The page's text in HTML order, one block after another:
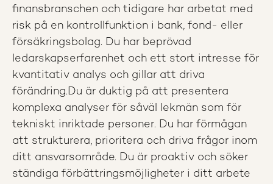
finansbranschen och tidigare har arbetat med
risk på en kontrollfunktion i bank, fond- eller
försäkringsbolag. Du har beprövad
ledarskapserfarenhet och ett stort intresse för
kvantitativ analys och gillar att driva
förändring.Du är duktig på att presentera
komplexa analyser för såväl lekmän som för
tekniskt inriktade personer. Du har förmågan
att strukturera, prioritera och driva frågor inom
ditt ansvarsområde. Du är proaktiv och söker
ständiga förbättringsmöjligheter i ditt arbete